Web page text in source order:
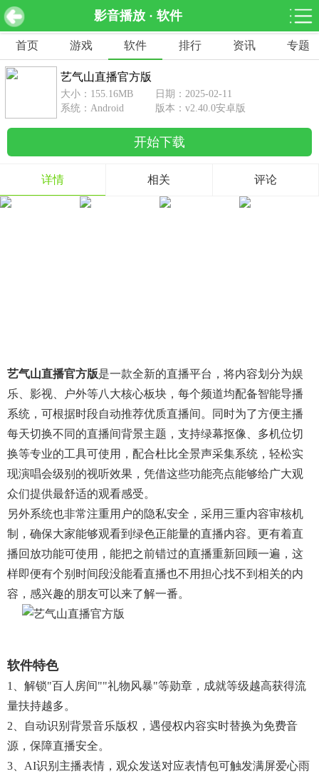
影音播放 · 软件
网游分类 软件分类
休闲益智
462款游戏
赛车竞速
122款游戏
43款游戏
1642款游戏
动作射击
351款游戏
69款游戏
经营养成
策略塔防
冒险解谜
首页 游戏 软件 排行 资讯 专题
艺气山直播官方版 v2.40.0安卓版 下载
艺气山直播官方版
大小：155.16MB
日期：2025-02-11
系统：Android
版本：v2.40.0安卓版
开始下载
详情 相关 评论
艺气山直播官方版是一款全新的直播平台，将内容划分为娱
乐、影视、户外等八大核心板块，每个频道均配备智能导播
系统，可根据时段自动推荐优质直播间。同时为了方便主播
每天切换不同的直播间背景主题，支持绿幕抠像、多机位切
换等专业的工具可使用，配合杜比全景声采集系统，轻松实
现演唱会级别的视听效果，凭借这些功能亮点能够给广大观
众们提供最舒适的观看感受。
另外系统也非常注重用户的隐私安全，采用三重内容审核机
制，确保大家能够观看到绿色正能量的直播内容。更有着直
播回放功能可使用，能把之前错过的直播重新回顾一遍，这
样即便有个别时间段没能看直播也不用担心找不到相关的内
容，感兴趣的朋友可以来了解一番。
软件特色
1、解锁"百人房间""礼物风暴"等勋章，成就等级越高获得流
量扶持越多。
2、自动识别背景音乐版权，遇侵权内容实时替换为免费音
源，保障直播安全。
3、AI识别主播表情，观众发送对应表情包可触发满屏爱心雨